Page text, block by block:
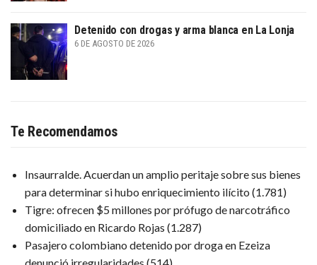
Detenido con drogas y arma blanca en La Lonja
6 DE AGOSTO DE 2026
Te Recomendamos
Insaurralde. Acuerdan un amplio peritaje sobre sus bienes
para determinar si hubo enriquecimiento ilícito (1.781)
Tigre: ofrecen $5 millones por prófugo de narcotráfico
domiciliado en Ricardo Rojas (1.287)
Pasajero colombiano detenido por droga en Ezeiza